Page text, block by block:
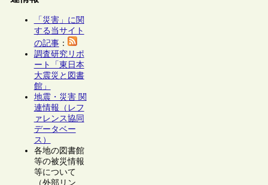
「災害」に関
する当サイト
の記事：
調査研究リポ
ート「東日本
大震災と図書
館」
地震・災害 関
連情報（レフ
ァレンス協同
データベー
ス）
各地の図書館
等の被災情報
等について
（外部リン